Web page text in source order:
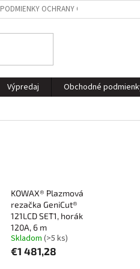
PODMIENKY OCHRANY OSOBNÝCH ÚDAJOV
Výpredaj Obchodné
KOWAX® Plazmová
rezačka GeniCut®
121LCD SET1, horák
120A, 6 m
Skladom (>5 ks)
€1 481,28